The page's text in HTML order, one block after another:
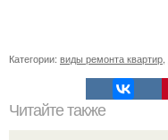
Категории: виды ремонта квартир
Читайте также